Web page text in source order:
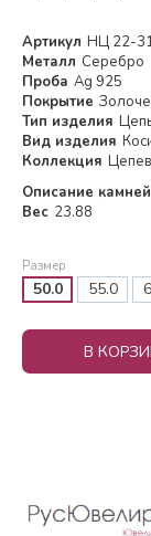
Артикул НЦ 22-
Металл Серебро
Проба Ag 925
Покрытие
Тип изделия
Вид изделия
Коллекция
Описание камней
Вес 23.88
Размер
50.0 55.0
В